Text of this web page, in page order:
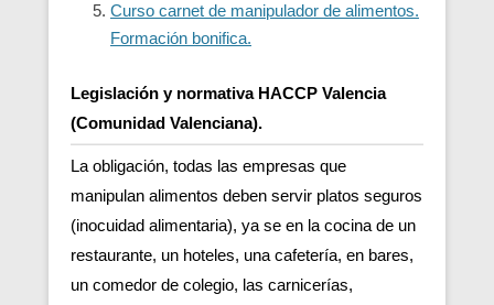
Curso carnet de manipulador de alimentos.
Formación bonifica.
Legislación y normativa HACCP Valencia
(Comunidad Valenciana).
La obligación, todas las empresas que
manipulan alimentos deben servir platos seguros
(inocuidad alimentaria), ya se en la cocina de un
restaurante, un hoteles, una cafetería, en bares,
un comedor de colegio, las carnicerías,